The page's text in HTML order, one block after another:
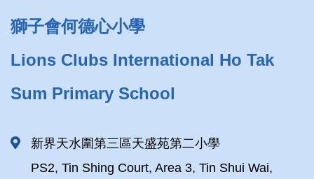
獅子會何德心小學
Lions Clubs International Ho Tak
Sum Primary School
新界天水圍第三區天盛苑第二小學
PS2, Tin Shing Court, Area 3, Tin Shui Wai,